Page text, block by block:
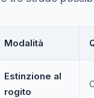
Modalità
Estinzione al
rogito